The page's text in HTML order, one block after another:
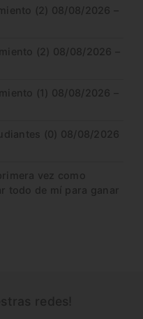
(2) 08/08/2026 –
(2) 08/08/2026 –
(1) 08/08/2026 –
(0) 08/08/2026
vez como
todo de mí para ganar